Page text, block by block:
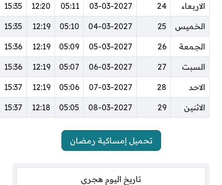
الاربعاء 24
03-03-2027
05:11
12:20
15:35
الخميس 25
04-03-2027
05:10
12:19
15:35
الجمعة 26
05-03-2027
05:09
12:19
15:36
السبت 27
06-03-2027
05:07
12:19
15:36
الاحد 28
07-03-2027
05:06
12:19
15:37
الاثنين 29
08-03-2027
05:05
12:18
15:37
تحميل إمساكية رمضان
تاريخ اليوم هجري